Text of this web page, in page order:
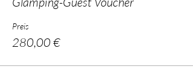
Preis
280,00 €